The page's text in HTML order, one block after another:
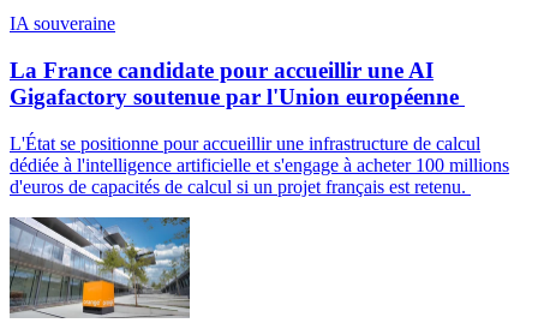
IA souveraine
La France candidate pour accueillir une AI
Gigafactory soutenue par l'Union européenne
L'État se positionne pour accueillir une infrastructure de calcul
dédiée à l'intelligence artificielle et s'engage à acheter 100 millions
d'euros de capacités de calcul si un projet français est retenu.